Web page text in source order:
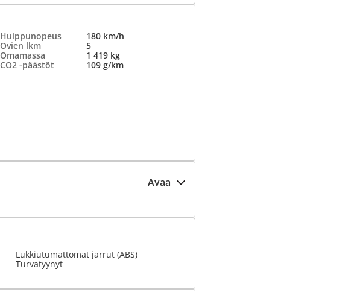
Huippunopeus
180 km/h
Ovien lkm
5
Omamassa
1 419 kg
CO2 -päästöt
109 g/km
Avaa
Lukkiutumattomat jarrut (ABS)
Turvatyynyt